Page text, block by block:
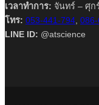
เวลาทำการ: จันทร์ – ศุก
โทร: 053-441-794
LINE ID: @atscience